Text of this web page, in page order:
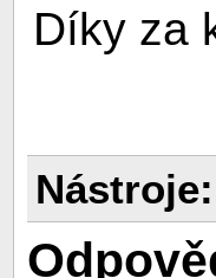
Díky za
Nástroje: